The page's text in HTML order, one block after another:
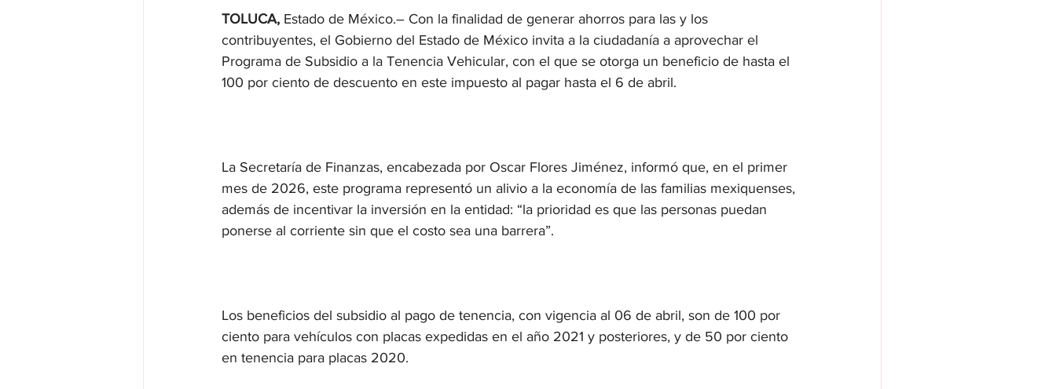
TOLUCA, Estado de México.– Con la finalidad de generar ahorros para las y los
contribuyentes, el Gobierno del Estado de México invita a la ciudadanía a aprovechar el
Programa de Subsidio a la Tenencia Vehicular, con el que se otorga un beneficio de hasta el
100 por ciento de descuento en este impuesto al pagar hasta el 6 de abril.
La Secretaría de Finanzas, encabezada por Oscar Flores Jiménez, informó que, en el primer
mes de 2026, este programa representó un alivio a la economía de las familias mexiquenses,
además de incentivar la inversión en la entidad: “la prioridad es que las personas puedan
ponerse al corriente sin que el costo sea una barrera”.
Los beneficios del subsidio al pago de tenencia, con vigencia al 06 de abril, son de 100 por
ciento para vehículos con placas expedidas en el año 2021 y posteriores, y de 50 por ciento
en tenencia para placas 2020.